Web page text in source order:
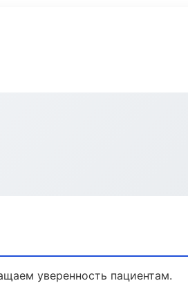
уверенность пациентам.